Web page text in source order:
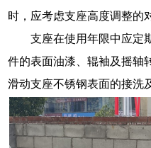
时，应考虑支座高度调整的
支座在使用年限中应定
件的表面油漆、辊袖及摇轴
滑动支座不锈钢表面的接洗